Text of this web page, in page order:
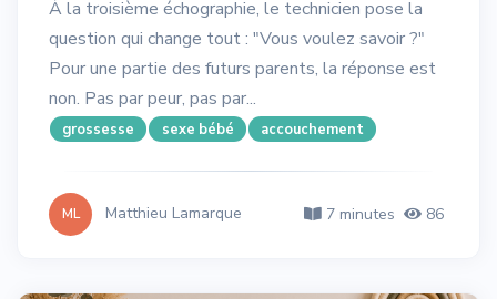
À la troisième échographie, le technicien pose la
question qui change tout : "Vous voulez savoir ?"
Pour une partie des futurs parents, la réponse est
non. Pas par peur, pas par...
grossesse sexe bébé accouchement
ML Matthieu Lamarque 7 minutes 86